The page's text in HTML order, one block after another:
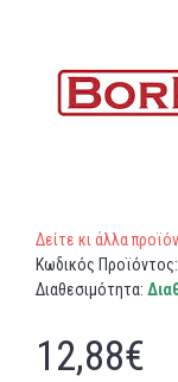
Δείτε κι άλλα
Κωδικός Προϊόντος:
Διαθεσιμότητα:
12,88€